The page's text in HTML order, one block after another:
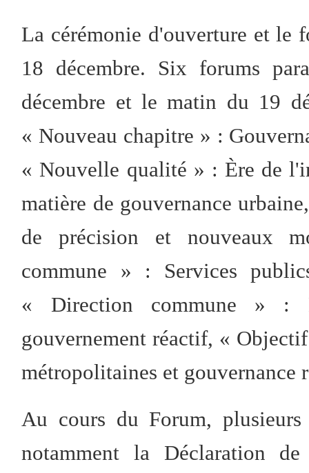
La cérémonie d'ouverture et le
18 décembre. Six forums
décembre et le matin du 19
« Nouveau chapitre » :
« Nouvelle qualité » : Ère de
matière de gouvernance
de précision et nouveaux
commune » : Services
« Direction commune » :
gouvernement réactif, «
métropolitaines et gouvernance
Au cours du Forum, plusieurs
notamment la Déclaration